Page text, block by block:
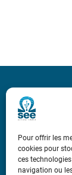
Pour offrir les
cookies pour
ces
navigation ou